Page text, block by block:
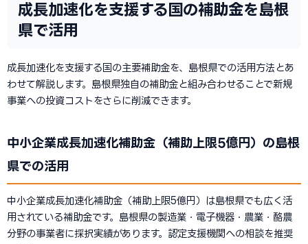
成長加速化を支援する国の補助金を島根
県で活用
成長加速化を支援する国の主要補助金を、島根県での活用方法とあ
わせて解説します。島根県独自の補助金と組み合わせることで新規
事業への投資コストをさらに削減できます。
中小企業成長加速化補助金（補助上限5億円）の島根
県での活用
中小企業成長加速化補助金（補助上限5億円）は島根県でも広く活
用されている補助金です。島根県の製造業・電子機器・農業・酪農
分野の事業者に採択実績があります。認定支援機関への相談を推奨